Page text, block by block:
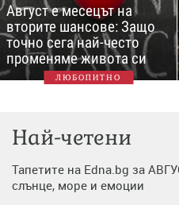
Август е месецът на
вторите шансове: Защо
точно сега най-често
променяме живота си
ЛЮБОПИТНО
Най-четени
Тапетите на Edna.bg за
слънце, море и емоции